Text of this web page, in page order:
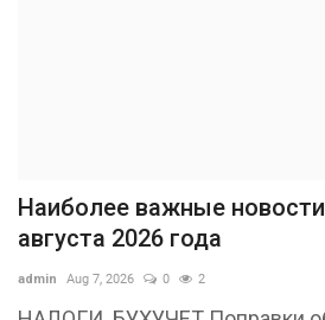
Наиболее важные
августа 2026 года
admin Aug 7, 2026 0 2